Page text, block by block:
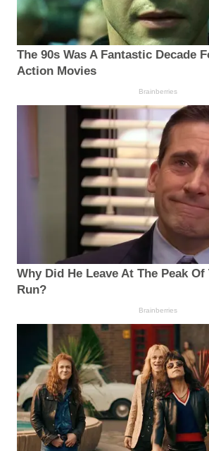
The 90s Was A Fantastic Decade
Action Movies
Brainberries
Why Did He Leave At The Peak
Run?
Brainberries